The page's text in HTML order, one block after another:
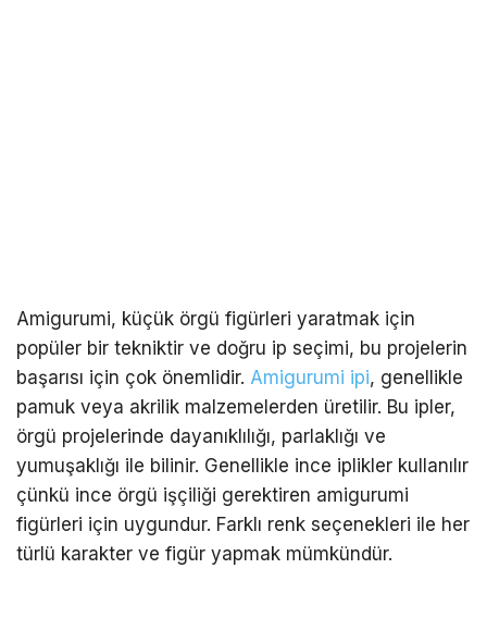
Amigurumi, küçük örgü figürleri yaratmak için
popüler bir tekniktir ve doğru ip seçimi, bu projelerin
başarısı için çok önemlidir. Amigurumi ipi, genellikle
pamuk veya akrilik malzemelerden üretilir. Bu ipler,
örgü projelerinde dayanıklılığı, parlaklığı ve
yumuşaklığı ile bilinir. Genellikle ince iplikler kullanılır
çünkü ince örgü işçiliği gerektiren amigurumi
figürleri için uygundur. Farklı renk seçenekleri ile her
türlü karakter ve figür yapmak mümkündür.